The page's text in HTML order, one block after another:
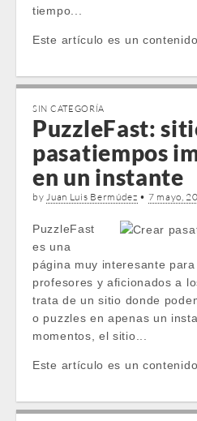
tiempo...
Este artículo es un
SIN CATEGORÍA
PuzzleFast:
pasatiempos
en un instante
byJuan Luis Bermúdez • 7 mayo,
PuzzleFast
es una
página muy interesante para
profesores y aficionados a
trata de un sitio donde
o puzzles en apenas un
momentos, el sitio...
Este artículo es un